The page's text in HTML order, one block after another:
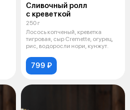
Сливочный ролл
с креветкой
250 г
Лосось копченый, креветка
тигровая, сыр Cremette, огурец,
рис, водоросли нори, кунжут.
799 ₽